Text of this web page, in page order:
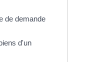
de demande
d'un